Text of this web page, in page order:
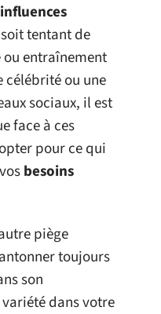
influences
tentant de
entraînement
ou une
sociaux, il est
face à ces
pour ce qui
besoins
piège
toujours
son
variété dans votre